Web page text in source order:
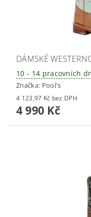
DÁMSKÉ
10 - 14 pracovních
Značka: Pool's
4 123,97 Kč bez DPH
4 990 Kč